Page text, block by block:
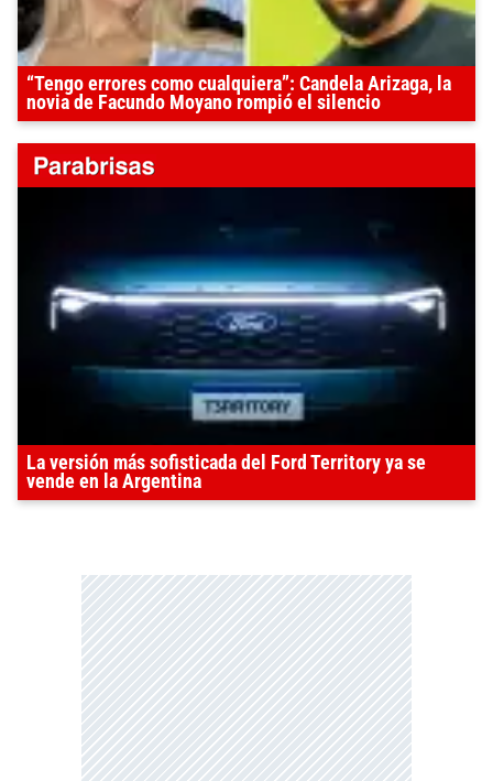
“Tengo errores como cualquiera”: Candela Arizaga, la
novia de Facundo Moyano rompió el silencio
La versión más sofisticada del Ford Territory ya se
vende en la Argentina